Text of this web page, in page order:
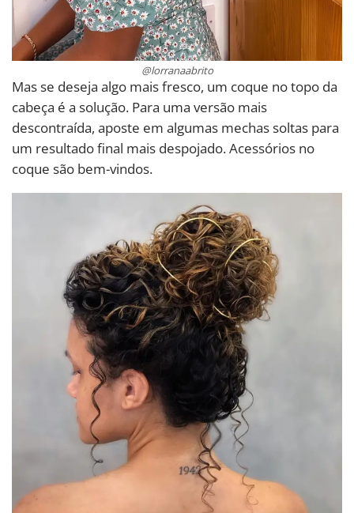
@lorranaabrito
Mas se deseja algo mais fresco, um coque no topo da
cabeça é a solução. Para uma versão mais
descontraída, aposte em algumas mechas soltas para
um resultado final mais despojado. Acessórios no
coque são bem-vindos.